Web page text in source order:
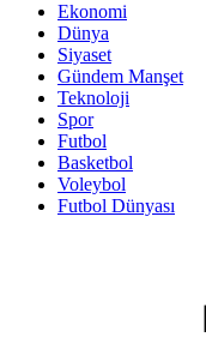
Ekonomi
Dünya
Siyaset
Gündem Manşet
Teknoloji
Spor
Futbol
Basketbol
Voleybol
Futbol Dünyası